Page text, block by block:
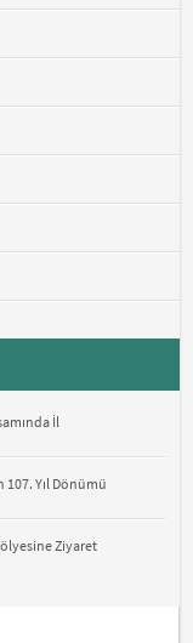
İl
107. Yıl Dönümü
Ziyaret